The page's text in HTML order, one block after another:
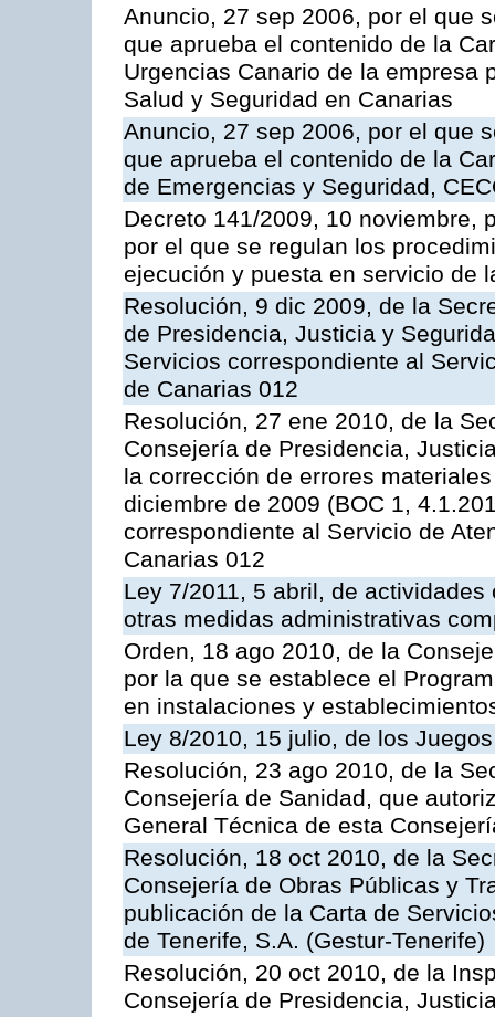
Anuncio, 27 sep 2006, por el que
que aprueba el contenido de la
Urgencias Canario de la empresa
Salud y Seguridad en Canarias
Anuncio, 27 sep 2006, por el que
que aprueba el contenido de la
de Emergencias y Seguridad,
Decreto 141/2009, 10 noviembre,
por el que se regulan los
ejecución y puesta en servicio de
Resolución, 9 dic 2009, de la
de Presidencia, Justicia y
Servicios correspondiente al
de Canarias 012
Resolución, 27 ene 2010, de la
Consejería de Presidencia,
la corrección de errores
diciembre de 2009 (BOC 1,
correspondiente al Servicio de
Canarias 012
Ley 7/2011, 5 abril, de
otras medidas administrativas
Orden, 18 ago 2010, de la
por la que se establece el
en instalaciones y
Ley 8/2010, 15 julio, de los
Resolución, 23 ago 2010, de la
Consejería de Sanidad, que
General Técnica de esta
Resolución, 18 oct 2010, de la
Consejería de Obras Públicas y
publicación de la Carta de
de Tenerife, S.A. (Gestur-Tenerife)
Resolución, 20 oct 2010, de la
Consejería de Presidencia,